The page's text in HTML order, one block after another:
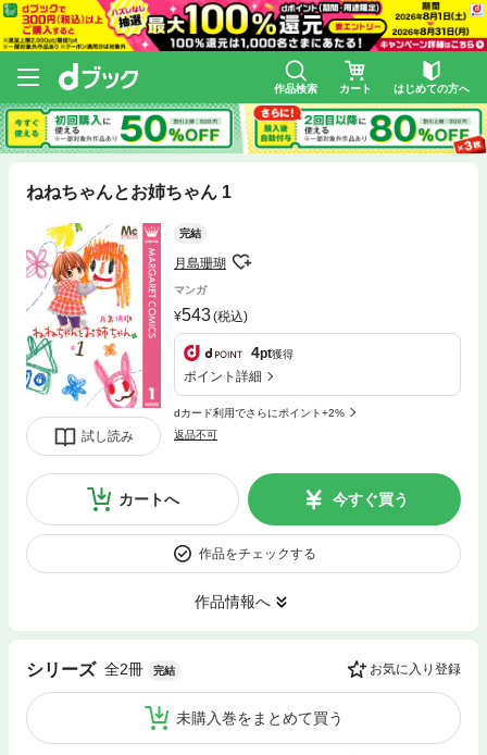
作品検索 カート はじめての方へ
ねねちゃんとお姉ちゃん 1
試し読み
完結
月島珊瑚
マンガ
543(税込)
4pt獲得
ポイント詳細
dカード利用でさらにポイント+2%
返品不可
カートへ 今すぐ買う
作品をチェックする
作品情報へ
シリーズ 全2冊 完結 お気に入り登録
未購入巻をまとめて買う